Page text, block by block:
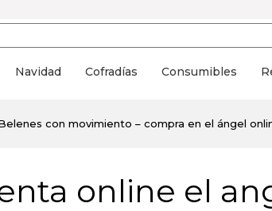
Navidad Cofradías Consumibles
con movimiento – compra en el ángel
online el